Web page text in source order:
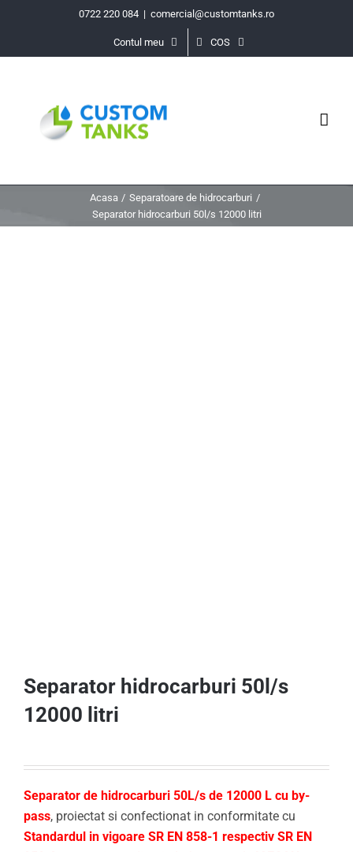
0722 220 084 | comercial@customtanks.ro
Contul meu COS
Acasa
Separatoare de hidrocarburi
Separator hidrocarburi 50l/s 12000 litri
Separator hidrocarburi 50l/s
12000 litri
Separator de hidrocarburi 50L/s de 12000 L cu by-
pass, proiectat si confectionat in conformitate cu
Standardul in vigoare SR EN 858-1 respectiv SR EN